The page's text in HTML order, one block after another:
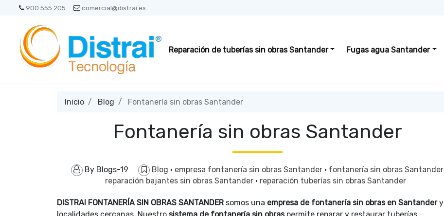
900 555 205 comercial@distrai.es
Reparación de tuberías sin obras Santander Fugas agua Santander
Inicio Blog Fontanería sin obras Santander
Fontanería sin obras Santander
By Blogs-19 Blog · empresa fontanería sin obras Santander · fontanería sin obras Santander
reparación bajantes sin obras Santander · reparación tuberías sin obras Santander
DISTRAI FONTANERÍA SIN OBRAS SANTANDER somos una empresa de fontanería sin obras en Santandery